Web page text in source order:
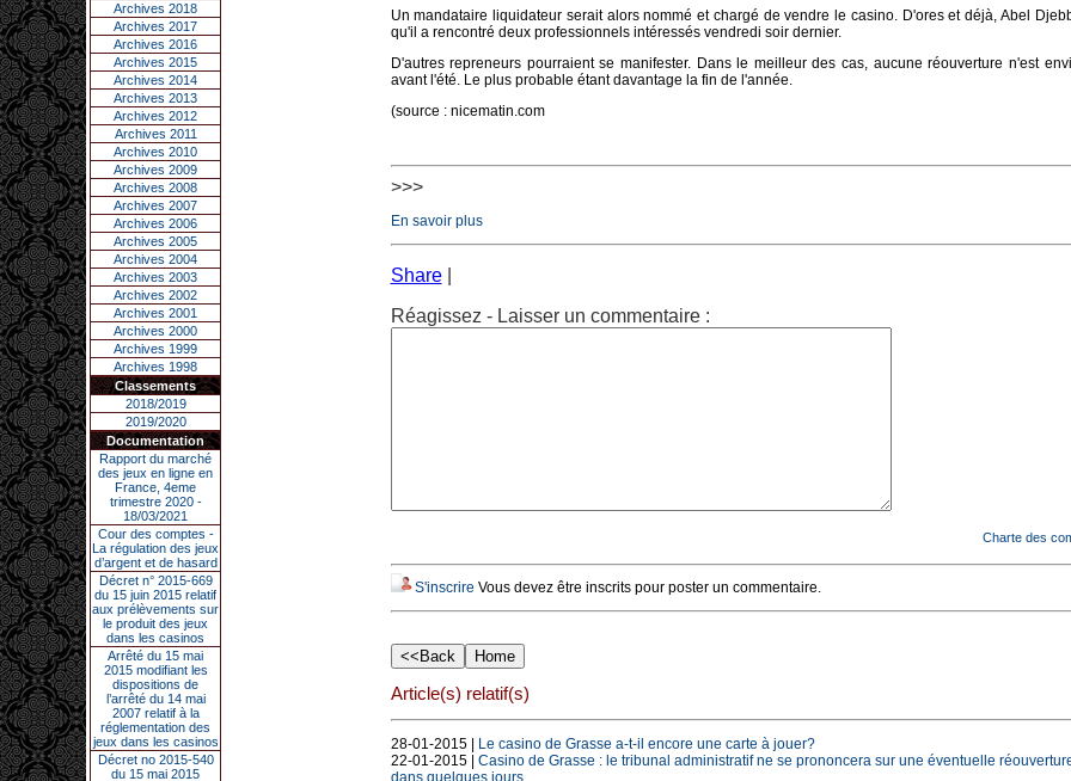
Archives 2018
Archives 2017
Archives 2016
Archives 2015
Archives 2014
Archives 2013
Archives 2012
Archives 2011
Archives 2010
Archives 2009
Archives 2008
Archives 2007
Archives 2006
Archives 2005
Archives 2004
Archives 2003
Archives 2002
Archives 2001
Archives 2000
Archives 1999
Archives 1998
Classements
2018/2019
2019/2020
Documentation
Rapport du marché
des jeux en ligne en
France, 4eme
trimestre 2020 -
18/03/2021
Cour des comptes -
La régulation des jeux
d’argent et de hasard
Décret n° 2015-669
du 15 juin 2015 relatif
aux prélèvements sur
le produit des jeux
dans les casinos
Arrêté du 15 mai
2015 modifiant les
dispositions de
l’arrêté du 14 mai
2007 relatif à la
réglementation des
jeux dans les casinos
Décret no 2015-540
du 15 mai 2015
Un mandataire liquidateur serait alors nommé et chargé de vendre le casino. D'ores et déjà, Abel
qu'il a rencontré deux professionnels intéressés vendredi soir dernier.
D'autres repreneurs pourraient se manifester. Dans le meilleur des cas, aucune réouverture n'est
avant l'été. Le plus probable étant davantage la fin de l'année.
(source : nicematin.com
>>>
En savoir plus
Share
Réagissez - Laisser un commentaire :
Charte des
S'inscrire Vous devez être inscrits pour poster un commentaire.
Article(s) relatif(s)
28-01-2015 | Le casino de Grasse a-t-il encore une carte à jouer?
22-01-2015 | Casino de Grasse : le tribunal administratif ne se prononcera sur une éventuelle
dans quelques jours